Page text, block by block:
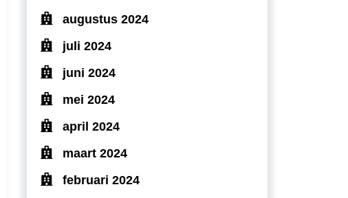
augustus 2024
juli 2024
juni 2024
mei 2024
april 2024
maart 2024
februari 2024